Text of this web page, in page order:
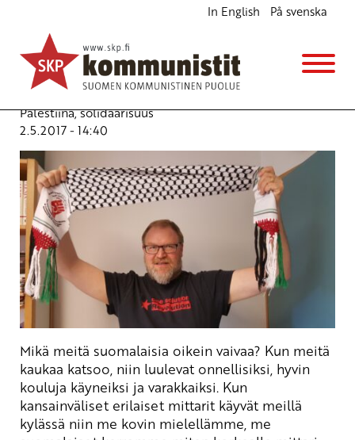
In English På svenska
Miksi eduskunnassa ei ole tilaa Palestiinan ja
Länsi-Saharan solidaarisuudelle?
Blogi
Avainsanat:eduskunnan ystävyysryhmät
Palestiina,solidaarisuus
2.5.2017 - 14:40
Mikä meitä suomalaisia oikein vaivaa? Kun meitä
kaukaa katsoo, niin luulevat onnellisiksi, hyvin
kouluja käyneiksi ja varakkaiksi. Kun
kansainväliset erilaiset mittarit käyvät meillä
kylässä niin me kovin mielellämme, me